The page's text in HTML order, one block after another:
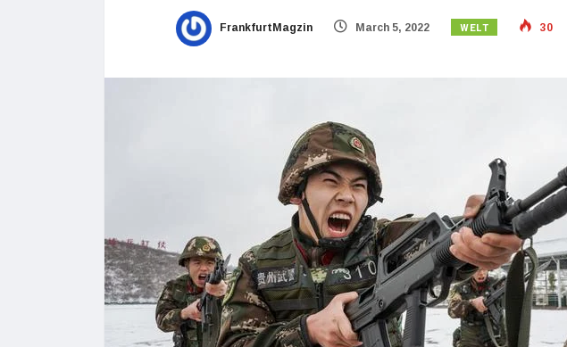
FrankfurtMagzin March 5, 2022 WELT 30